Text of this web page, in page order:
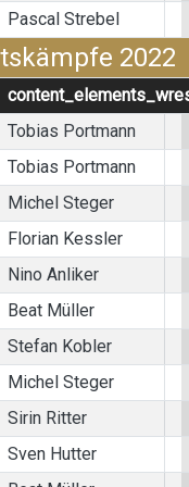
Pascal Strebel
2022
Tobias Portmann
Tobias Portmann
Michel Steger
Florian Kessler
Nino Anliker
Beat Müller
Stefan Kobler
Michel Steger
Sirin Ritter
Sven Hutter